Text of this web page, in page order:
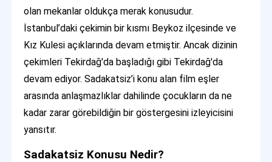
olan mekanlar oldukça merak konusudur.
İstanbul’daki çekimin bir kısmı Beykoz ilçesinde ve
Kız Kulesi açıklarında devam etmiştir. Ancak dizinin
çekimleri Tekirdağ'da başladığı gibi Tekirdağ'da
devam ediyor. Sadakatsiz’i konu alan film eşler
arasında anlaşmazlıklar dahilinde çocukların da ne
kadar zarar görebildiğin bir göstergesini izleyicisini
yansıtır.
Sadakatsiz Konusu Nedir?